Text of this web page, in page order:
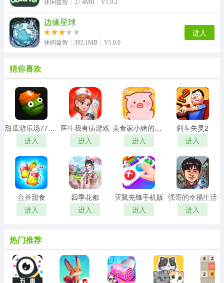
休闲益智 27.4MB V1.9.2
边缘星球
休闲益智 392.1MB V1.0.0
进入
猜你喜欢
甜瓜游乐场7723自带模组汉化版
进入
医生我有病游戏
进入
美食家小猪的大冒险安卓版
进入
刹车失灵2
进入
合并甜食
进入
四季花都
进入
灭鼠先锋手机版
进入
强哥的幸福生活
进入
热门推荐